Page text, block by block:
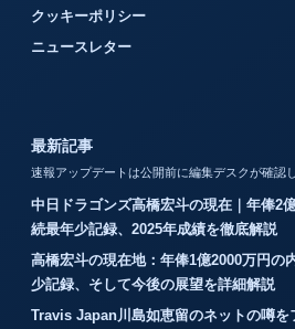
クッキーポリシー
ニュースレター
最新記事
速報アップデートは公開前に編集デスクが確認し
中日ドラゴンズ高橋宏斗の現在｜年俸2
続最年少記録、2025年成績を徹底解説
高橋宏斗の現在地：年俸1億2000万円の
少記録、そして今後の展望を詳細解説
Travis Japan川島如恵留のネットの噂を